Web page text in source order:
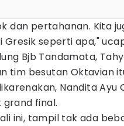
dan pertahanan. Kita
seperti apa,"
Bjb Tandamata,
tim besutan Oktavian
Nandita Ayu
final.
ini, tampil tak ada